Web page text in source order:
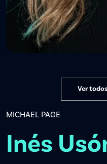
Ver
MICHAEL PAGE
Inés